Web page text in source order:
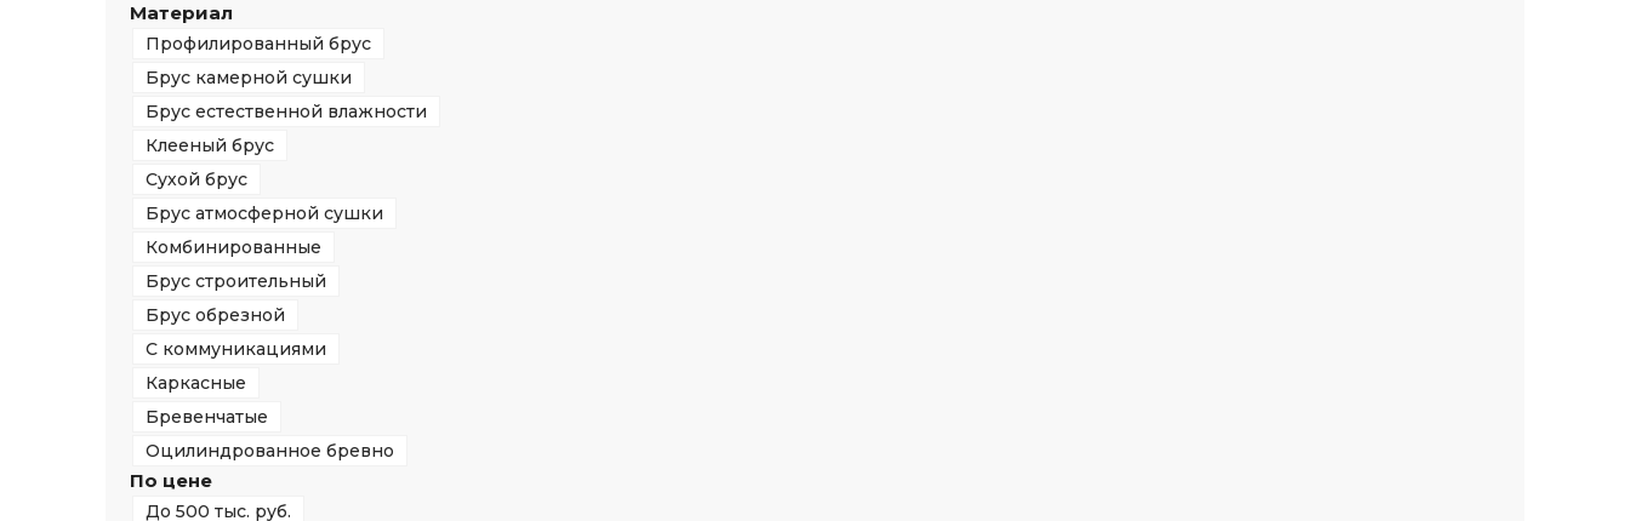
Материал
Профилированный брус
Брус камерной сушки
Брус естественной влажности
Клееный брус
Сухой брус
Брус атмосферной сушки
Комбинированные
Брус строительный
Брус обрезной
С коммуникациями
Каркасные
Бревенчатые
Оцилиндрованное бревно
По цене
До 500 тыс. руб.